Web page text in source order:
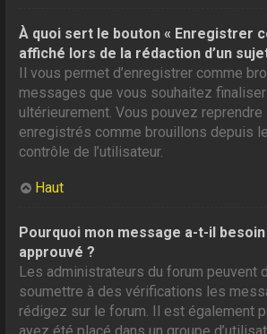
À quoi sert le bouton « Enregistrer
affiché lors de la rédaction d’un
Il vous permet d’enregistrer comme
messages que vous souhaitez
ultérieurement. Vous pouvez
enregistrés comme brouillons depuis
contrôle de l’utilisateur.
Haut
Pourquoi mon message a-t-il besoin
approuvé ?
Les administrateurs du forum peuvent
soumettre à des vérifications les
rédigez sur le forum. Il est également
ayez été placé dans un groupe